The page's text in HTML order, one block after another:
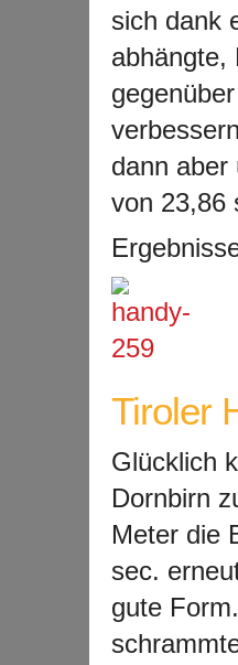
sich dank
abhängte,
dann aber
von 23,86
Tiroler
Glücklich
Dornbirn
Meter die
sec.
gute